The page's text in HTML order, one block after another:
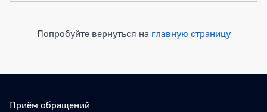
Попробуйте вернуться на главную страницу
Приём обращений